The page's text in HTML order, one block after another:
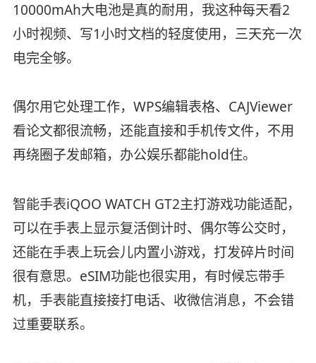
10000mAh大电池是真的耐用，我这种每天看2
小时视频、写1小时文档的轻度使用，三天充一次
电完全够。
偶尔用它处理工作，WPS编辑表格、CAJViewer
看论文都很流畅，还能直接和手机传文件，不用
再绕圈子发邮箱，办公娱乐都能hold住。
智能手表iQOO WATCH GT2主打游戏功能适配，
可以在手表上显示复活倒计时、偶尔等公交时，
还能在手表上玩会儿内置小游戏，打发碎片时间
很有意思。eSIM功能也很实用，有时候忘带手
机，手表能直接接打电话、收微信消息，不会错
过重要联系。